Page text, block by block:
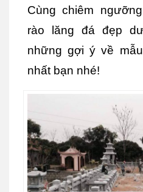
Cùng chiêm
rào lăng đá đẹp
những gợi ý về
nhất bạn nhé!